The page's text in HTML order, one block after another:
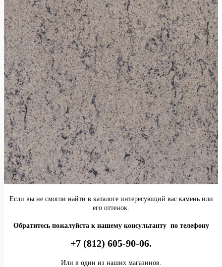
Если вы не смогли найти в каталоге интересующий вас камень или
его оттенок.
Обратитесь пожалуйста к нашему консультанту по телефону
+7 (812) 605-90-06.
Или в один из наших магазинов.